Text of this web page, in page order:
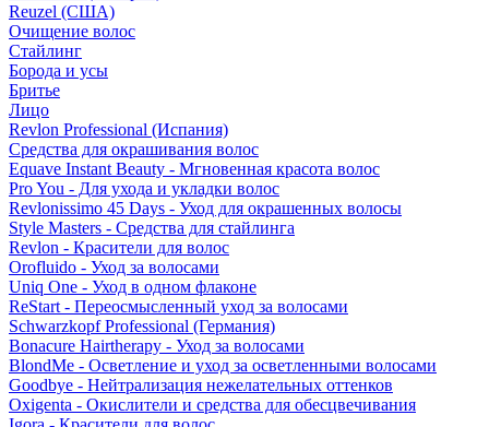
Reuzel (США)
Очищение волос
Стайлинг
Борода и усы
Бритье
Лицо
Revlon Professional (Испания)
Средства для окрашивания волос
Equave Instant Beauty - Мгновенная красота волос
Pro You - Для ухода и укладки волос
Revlonissimo 45 Days - Уход для окрашенных волосы
Style Masters - Средства для стайлинга
Revlon - Красители для волос
Orofluido - Уход за волосами
Uniq One - Уход в одном флаконе
ReStart - Переосмысленный уход за волосами
Schwarzkopf Professional (Германия)
Bonacure Hairtherapy - Уход за волосами
BlondMe - Осветление и уход за осветленными волосами
Goodbye - Нейтрализация нежелательных оттенков
Oxigenta - Окислители и средства для обесцвечивания